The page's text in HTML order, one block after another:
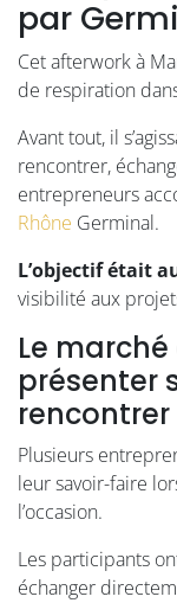
par
Cet afterwork à
de respiration
Avant tout, il
rencontrer,
entrepreneurs
Rhône Germinal.
L’objectif était
visibilité aux
Le
présenter
Plusieurs
leur savoir-faire
l’occasion.
Les participants
échanger